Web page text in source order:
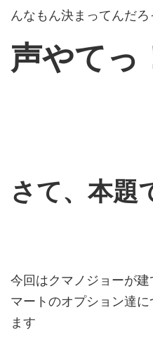
んなもん決まってんだろ
声やてっ
さて、本題
今回はクマノジョーが
マートのオプション達
ます